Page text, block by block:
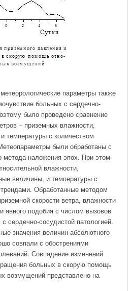
параметры также
больных с сердечно-
было проведено сравнение
– приземных влажности,
температуры с количеством
были обработаны с
наложения эпох. При этом
влажности,
величины, и температуры с
Обработанные методом
скорости ветра, влажности
явного подобия с числом вызовов
сердечно-сосудистой патологией.
значения величин абсолютного
совпали с обострениями
Совпадение изменений
больных в скорую помощь
возмущений представлено на